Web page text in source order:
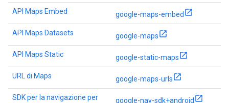
API Maps Embed google-maps-embed
API Maps Datasets google-maps
API Maps Static google-static-maps
URL di Maps google-maps-urls
SDK per la navigazione per
google-nav-sdk+android